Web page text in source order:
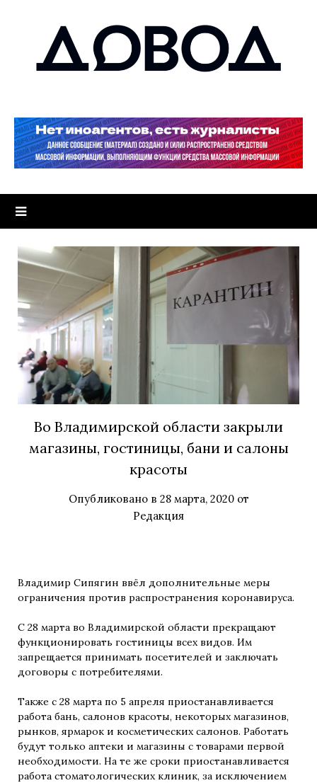
Во Владимирской области закрыли
магазины, гостиницы, бани и салоны
красоты
Опубликовано в 28 марта, 2020от
Редакция
Владимир Сипягин ввёл дополнительные меры
ограничения против распространения коронавируса.
С 28 марта во Владимирской области прекращают
функционировать гостиницы всех видов. Им
запрещается принимать посетителей и заключать
договоры с потребителями.
Также с 28 марта по 5 апреля приостанавливается
работа бань, салонов красоты, некоторых магазинов,
рынков, ярмарок и косметических салонов. Работать
будут только аптеки и магазины с товарами первой
необходимости. На те же сроки приостанавливается
работа стоматологических клиник, за исключением